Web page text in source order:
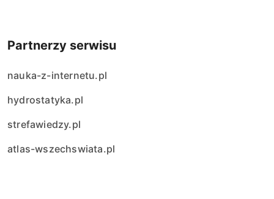
Partnerzy serwisu
nauka-z-internetu.pl
hydrostatyka.pl
strefawiedzy.pl
atlas-wszechswiata.pl